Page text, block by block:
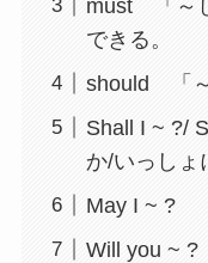
must 「～
できる。
should 「
Shall I ~ ?/
か/いっしょ
May I ~ ?
Will you ~ ?